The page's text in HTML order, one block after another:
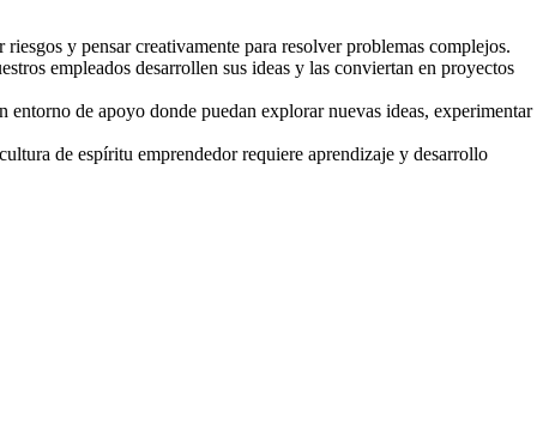
y pensar creativamente para resolver problemas complejos.
empleados desarrollen sus ideas y las conviertan en proyectos
de apoyo donde puedan explorar nuevas ideas, experimentar
de espíritu emprendedor requiere aprendizaje y desarrollo